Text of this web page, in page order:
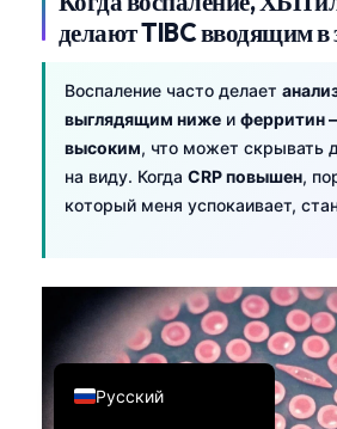
делают TIBC вводящим в
Воспаление часто делает
выглядящим ниже и ферритин
высоким, что может скрывать
на виду. Когда CRP повышен,
который меня успокаивает,
Русский
English
Deutsch
עִבְרִית
Italiano
Español
Ελληνικά